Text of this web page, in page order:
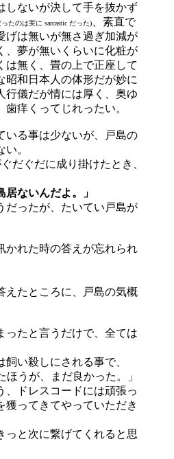
しないが決して手を抜かず
たのは実に sarcastic だった)、素直で
げは無いが無さ過ぎ加減が
、夢が無いくらいに化粧が
は無く、畳の上で正座して
昭和日本人の体形だが妙に
行儀だが情には厚く、奥ゆ
痒くってじれったい。
いる事は少ないが、戸島の
。
だぐだに成り掛けたとき、
居ないんだよ。」
だったが、たいてい戸島が
かれた時の答えが忘れられ
えたところに、戸島の気概
ったと言うだけで、全ては
い殺しにされる事で、
ほうが、まだ良かった。」
、ドレスコードには頑張っ
獲ってきてやっていただき
っと次に繋げてくれると思